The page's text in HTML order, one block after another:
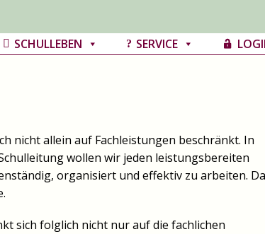
SCHULLEBEN SERVICE
nicht allein auf Fachleistungen beschränkt. In
wollen wir jeden leistungsbereiten
organisiert und effektiv zu arbeiten.
sich folglich nicht nur auf die fachlichen